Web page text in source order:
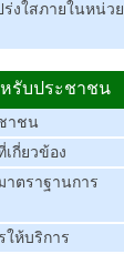
งใสภายในหน่วย
รับประชาชน
าชน
กี่ยวข้อง
าตราฐานการ
ให้บริการ